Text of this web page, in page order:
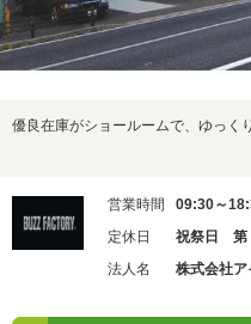
優良在庫がショールームで、ゆっく
営業時間
09:30～
定休日
祝祭日 第
法人名
株式会社ア